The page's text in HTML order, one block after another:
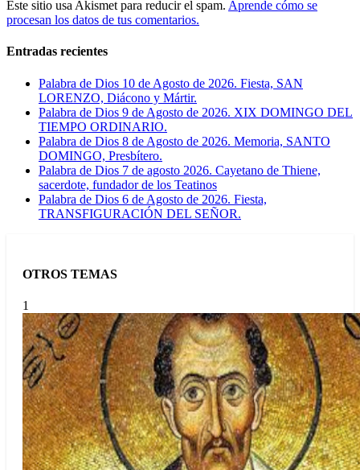
Este sitio usa Akismet para reducir el spam. Aprende cómo se
procesan los datos de tus comentarios.
Entradas recientes
Palabra de Dios 10 de Agosto de 2026. Fiesta, SAN
LORENZO, Diácono y Mártir.
Palabra de Dios 9 de Agosto de 2026. XIX DOMINGO DEL
TIEMPO ORDINARIO.
Palabra de Dios 8 de Agosto de 2026. Memoria, SANTO
DOMINGO, Presbítero.
Palabra de Dios 7 de agosto 2026. Cayetano de Thiene,
sacerdote, fundador de los Teatinos
Palabra de Dios 6 de Agosto de 2026. Fiesta,
TRANSFIGURACIÓN DEL SEÑOR.
OTROS TEMAS
1